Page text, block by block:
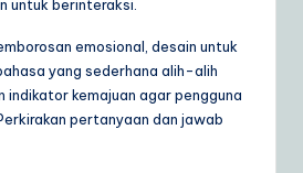
untuk berinteraksi.
emosional, desain untuk
yang sederhana alih-alih
indikator kemajuan agar pengguna
pertanyaan dan jawab